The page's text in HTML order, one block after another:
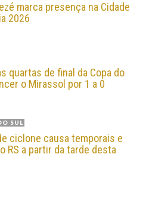
marca presença na Cidade
2026
quartas de final da Copa do
o Mirassol por 1 a 0
SUL
ciclone causa temporais e
RS a partir da tarde desta